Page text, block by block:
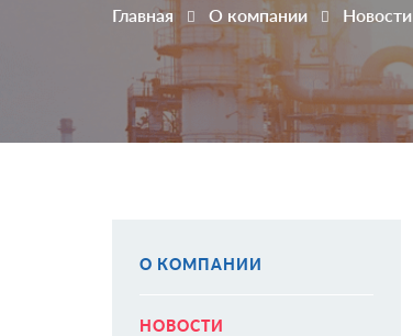
Главная О компании Новости
О КОМПАНИИ
НОВОСТИ